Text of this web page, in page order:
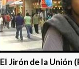
El Jirón de la Unión